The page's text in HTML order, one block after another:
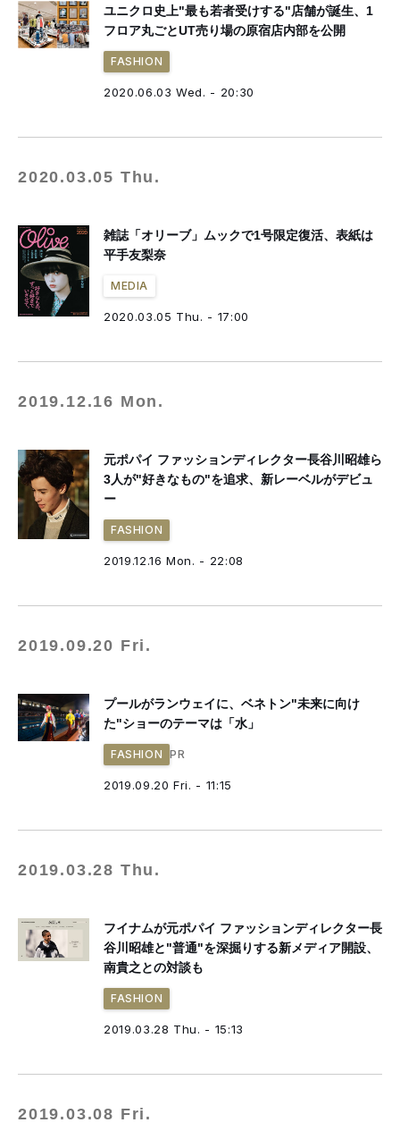
ユニクロ史上"最も若者受けする"店舗が誕生、1
フロア丸ごとUT売り場の原宿店内部を公開
FASHION
2020.06.03 Wed. - 20:30
2020.03.05 Thu.
雑誌「オリーブ」ムックで1号限定復活、表紙は
平手友梨奈
MEDIA
2020.03.05 Thu. - 17:00
2019.12.16 Mon.
元ポパイ ファッションディレクター長谷川昭雄ら
3人が"好きなもの"を追求、新レーベルがデビュ
ー
FASHION
2019.12.16 Mon. - 22:08
2019.09.20 Fri.
プールがランウェイに、ベネトン"未来に向け
た"ショーのテーマは「水」
FASHION PR
2019.09.20 Fri. - 11:15
2019.03.28 Thu.
フイナムが元ポパイ ファッションディレクター長
谷川昭雄と"普通"を深掘りする新メディア開設、
南貴之との対談も
FASHION
2019.03.28 Thu. - 15:13
2019.03.08 Fri.